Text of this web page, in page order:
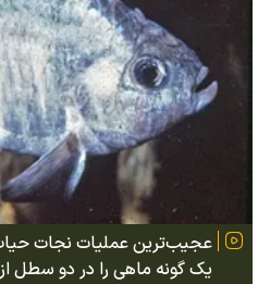
عجیب‌ترین عملیات نجات
یک گونه ماهی را در دو سطل